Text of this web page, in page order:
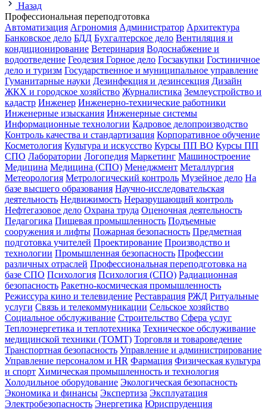
Назад
Профессиональная переподготовка
Автоматизация Агрономия Администратор Архитектура
Банковское дело БДД Бухгалтерское дело Вентиляция и
кондиционирование Ветеринария Водоснабжение и
водоотведение Геодезия Горное дело Госзакупки Гостиничное
дело и туризм Государственное и муниципальное управление
Гуманитарные науки Дезинфекция и дезинсекция Дизайн
ЖКХ и городское хозяйство Журналистика Землеустройство и
кадастр Инженер Инженерно-технические работники
Инженерные изыскания Инженерные системы
Информационные технологии Кадровое делопроизводство
Контроль качества и стандартизация Корпоративное обучение
Косметология Культура и искусство Курсы ПП ВО Курсы ПП
СПО Лаборатории Логопедия Маркетинг Машиностроение
Медицина Медицина (СПО) Менеджмент Металлургия
Метеорология Метрологический контроль Музейное дело На
базе высшего образования Научно-исследовательская
деятельность Недвижимость Неразрушающий контроль
Нефтегазовое дело Охрана труда Оценочная деятельность
Педагогика Пищевая промышленность Подъемные
сооружения и лифты Пожарная безопасность Предметная
подготовка учителей Проектирование Производство и
технологии Промышленная безопасность Профессии
различных отраслей Профессиональная переподготовка на
базе СПО Психология Психология (СПО) Радиационная
безопасность Ракетно-космическая промышленность
Режиссура кино и телевидение Реставрация РЖД Ритуальные
услуги Связь и телекоммуникации Сельское хозяйство
Социальное обслуживание Строительство Сфера услуг
Теплоэнергетика и теплотехника Техническое обслуживание
медицинской техники (ТОМТ) Торговля и товароведение
Транспортная безопасность Управление и администрирование
Управление персоналом и HR Фармация Физическая культура
и спорт Химическая промышленность и технология
Холодильное оборудование Экологическая безопасность
Экономика и финансы Экспертиза Эксплуатация
Электробезопасность Энергетика Юриспруденция